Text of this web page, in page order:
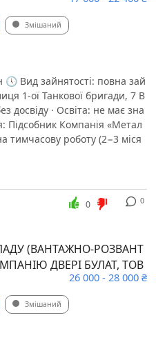
Змішаний
Вид зайнятості: повна зай
1-ої Танкової бригади, 7 В
досвіду · Освіта: не має зна
Підсобник Компанія «Метал
тимчасову роботу (2−3 міся
0
0
(ВАНТАЖНО-РОЗВАНТ
ДВЕРІ БУЛАТ, ТОВ
26 000 - 28 000 ₴
Змішаний